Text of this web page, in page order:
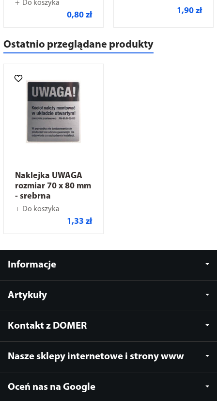
Do koszyka
0,80 zł 1,90 zł
Ostatnio przeglądane produkty
Naklejka UWAGA
rozmiar 70 x 80 mm
- srebrna
Do koszyka
1,33 zł
Informacje
Artykuły
Kontakt z DOMER
Nasze sklepy internetowe i strony www
Oceń nas na Google